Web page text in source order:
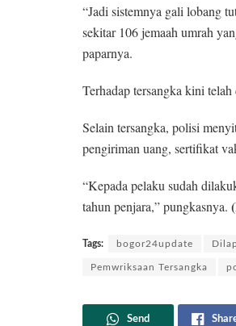
“Jadi sistemnya gali lobang
sekitar 106 jemaah umrah
paparnya.
Terhadap tersangka kini
Selain tersangka, polisi
pengiriman uang, sertifikat
“Kepada pelaku sudah
tahun penjara,” pungkasnya.
Tags: bogor24update
Pemwriksaan Tersangka
Send